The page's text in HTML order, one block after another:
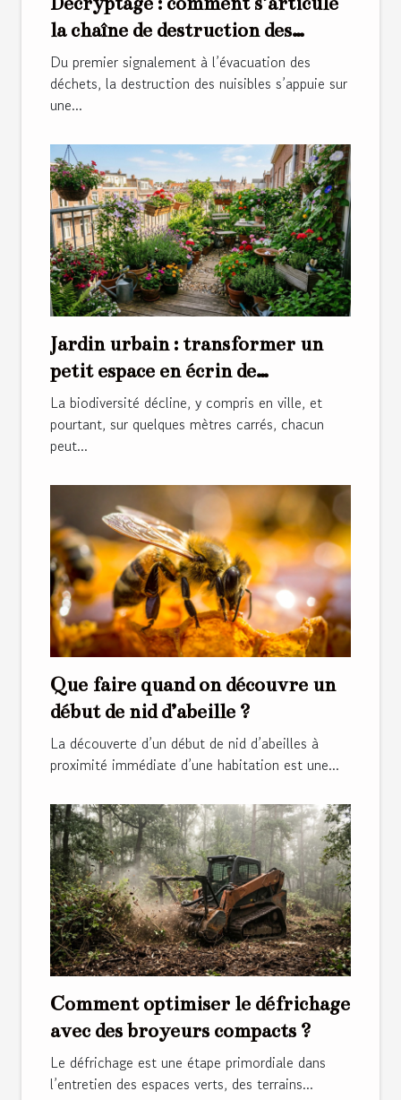
la chaîne de destruction des
nuisibles
Du premier signalement à l’évacuation des
déchets, la destruction des nuisibles s’appuie sur
une...
Jardin urbain : transformer un
petit espace en écrin de
biodiversité chez soi
La biodiversité décline, y compris en ville, et
pourtant, sur quelques mètres carrés, chacun
peut...
Que faire quand on découvre un
début de nid d’abeille ?
La découverte d’un début de nid d’abeilles à
proximité immédiate d’une habitation est une...
Comment optimiser le défrichage
avec des broyeurs compacts ?
Le défrichage est une étape primordiale dans
l’entretien des espaces verts, des terrains...